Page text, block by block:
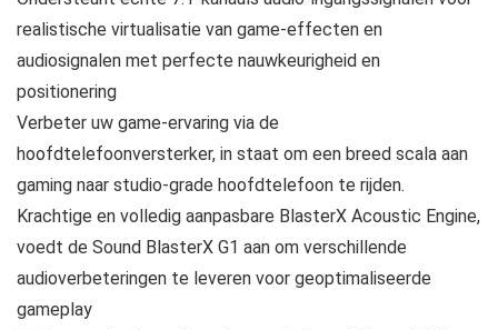
realistische virtualisatie van game-effecten en
audiosignalen met perfecte nauwkeurigheid en
positionering
Verbeter uw game-ervaring via de
hoofdtelefoonversterker, in staat om een breed scala aan
gaming naar studio-grade hoofdtelefoon te rijden.
Krachtige en volledig aanpasbare BlasterX Acoustic Engine,
voedt de Sound BlasterX G1 aan om verschillende
audioverbeteringen te leveren voor geoptimaliseerde
gameplay